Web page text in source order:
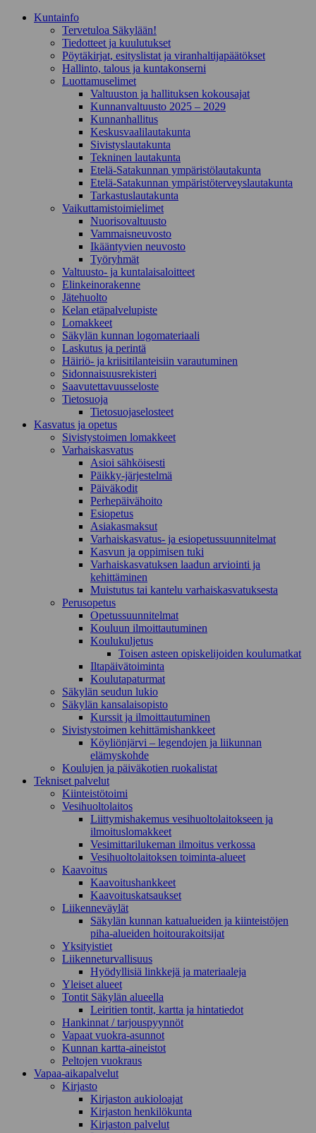
Kunta­info
Tervetuloa Säkylään!
Tiedotteet ja kuulutukset
Pöytäkirjat, esityslistat ja viranhaltijapäätökset
Hallinto, talous ja kuntakonserni
Luottamuselimet
Valtuuston ja hallituksen kokousajat
Kunnanvaltuusto 2025 – 2029
Kunnanhallitus
Keskusvaalilautakunta
Sivistyslautakunta
Tekninen lautakunta
Etelä-Satakunnan ympäristölautakunta
Etelä-Satakunnan ympäristöterveyslautakunta
Tarkastuslautakunta
Vaikuttamistoimielimet
Nuorisovaltuusto
Vammaisneuvosto
Ikääntyvien neuvosto
Työryhmät
Valtuusto- ja kuntalaisaloitteet
Elinkeinorakenne
Jätehuolto
Kelan etäpalvelupiste
Lomakkeet
Säkylän kunnan logomateriaali
Laskutus ja perintä
Häiriö- ja kriisitilanteisiin varautuminen
Sidonnaisuusrekisteri
Saavutettavuusseloste
Tietosuoja
Tietosuojaselosteet
Kasvatus ja opetus
Sivistystoimen lomakkeet
Varhaiskasvatus
Asioi sähköisesti
Päikky-järjestelmä
Päiväkodit
Perhepäivähoito
Esiopetus
Asiakasmaksut
Varhaiskasvatus- ja esiopetussuunnitelmat
Kasvun ja oppimisen tuki
Varhaiskasvatuksen laadun arviointi ja
kehittäminen
Muistutus tai kantelu varhaiskasvatuksesta
Perusopetus
Opetussuunnitelmat
Kouluun ilmoittautuminen
Koulukuljetus
Toisen asteen opiskelijoiden koulumatkat
Iltapäivätoiminta
Koulutapaturmat
Säkylän seudun lukio
Säkylän kansalaisopisto
Kurssit ja ilmoittautuminen
Sivistystoimen kehittämishankkeet
Köyliönjärvi – legendojen ja liikunnan
elämyskohde
Koulujen ja päiväkotien ruokalistat
Tekniset palvelut
Kiinteistötoimi
Vesihuoltolaitos
Liittymishakemus vesihuoltolaitokseen ja
ilmoituslomakkeet
Vesimittarilukeman ilmoitus verkossa
Vesihuoltolaitoksen toiminta-alueet
Kaavoitus
Kaavoitushankkeet
Kaavoituskatsaukset
Liikenneväylät
Säkylän kunnan katualueiden ja kiinteistöjen
piha-alueiden hoitourakoitsijat
Yksityistiet
Liikenneturvallisuus
Hyödyllisiä linkkejä ja materiaaleja
Yleiset alueet
Tontit Säkylän alueella
Leiritien tontit, kartta ja hintatiedot
Hankinnat / tarjouspyynnöt
Vapaat vuokra-asunnot
Kunnan kartta-aineistot
Peltojen vuokraus
Vapaa-aika­palvelut
Kirjasto
Kirjaston aukioloajat
Kirjaston henkilökunta
Kirjaston palvelut